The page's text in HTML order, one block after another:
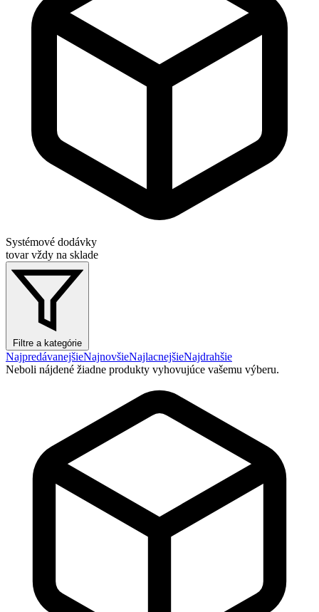
Systémové dodávky
tovar vždy na sklade
Filtre a kategórie
NajpredávanejšieNajnovšieNajlacnejšieNajdrahšie
Neboli nájdené žiadne produkty vyhovujúce vašemu výberu.